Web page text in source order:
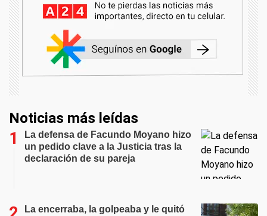
Noticias más leídas
La defensa de Facundo Moyano hizo
un pedido clave a la Justicia tras la
declaración de su pareja
La encerraba, la golpeaba y le quitó